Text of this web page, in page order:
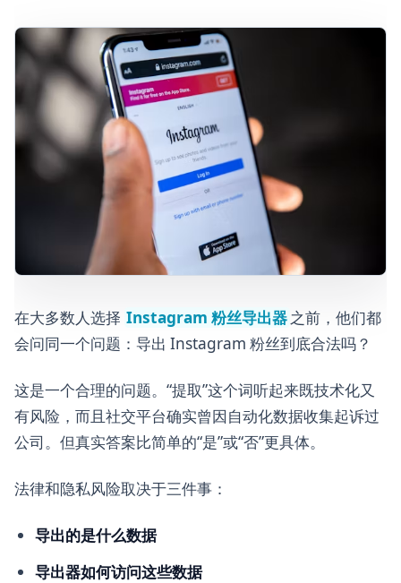
用户在导出粉丝列表前应该做什么
更安全的用例 vs 风险更高的用例
SoLeads.ai 的定位
导出粉丝数据的合规清单
在大多数人选择 Instagram 粉丝导出器之前，他们都
会问同一个问题：导出 Instagram 粉丝到底合法吗？
这是一个合理的问题。“提取”这个词听起来既技术化又
有风险，而且社交平台确实曾因自动化数据收集起诉过
公司。但真实答案比简单的“是”或“否”更具体。
法律和隐私风险取决于三件事：
导出的是什么数据
导出器如何访问这些数据